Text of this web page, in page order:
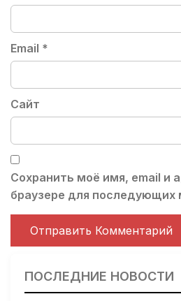
Email *
Сайт
Сохранить моё имя, email и
браузере для последующих
ПОСЛЕДНИЕ НОВОСТИ